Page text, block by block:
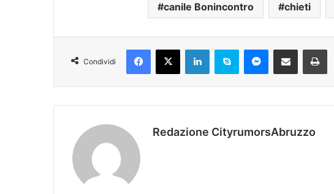
canile Bonincontro chieti
Condividi
Redazione CityrumorsAbruzzo